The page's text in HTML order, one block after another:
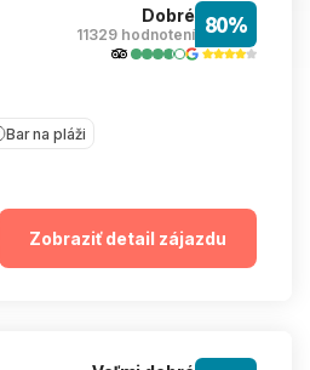
Dobré
11329 hodnotení 80%
Bar na pláži
Zobraziť detail zájazdu